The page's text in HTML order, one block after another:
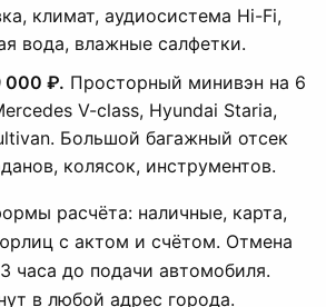
климат, аудиосистема Hi-Fi,
вода, влажные салфетки.
000 ₽. Просторный минивэн на 6
V-class, Hyundai Staria,
Большой багажный отсек
колясок, инструментов.
расчёта: наличные, карта,
с актом и счётом. Отмена
часа до подачи автомобиля.
в любой адрес города.